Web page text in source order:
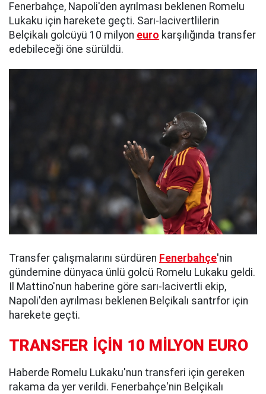
Fenerbahçe, Napoli'den ayrılması beklenen Romelu
Lukaku için harekete geçti. Sarı-lacivertlilerin
Belçikalı golcüyü 10 milyon euro karşılığında transfer
edebileceği öne sürüldü.
Transfer çalışmalarını sürdüren Fenerbahçe'nin
gündemine dünyaca ünlü golcü Romelu Lukaku geldi.
Il Mattino'nun haberine göre sarı-lacivertli ekip,
Napoli'den ayrılması beklenen Belçikalı santrfor için
harekete geçti.
TRANSFER İÇİN 10 MİLYON EURO
Haberde Romelu Lukaku'nun transferi için gereken
rakama da yer verildi. Fenerbahçe'nin Belçikalı